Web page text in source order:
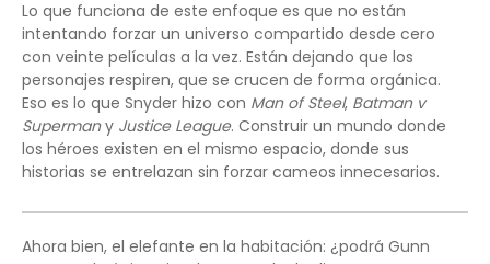
Lo que funciona de este enfoque es que no están
intentando forzar un universo compartido desde cero
con veinte películas a la vez. Están dejando que los
personajes respiren, que se crucen de forma orgánica.
Eso es lo que Snyder hizo con Man of Steel, Batman v
Supermany Justice League. Construir un mundo donde
los héroes existen en el mismo espacio, donde sus
historias se entrelazan sin forzar cameos innecesarios.
Ahora bien, el elefante en la habitación: ¿podrá Gunn